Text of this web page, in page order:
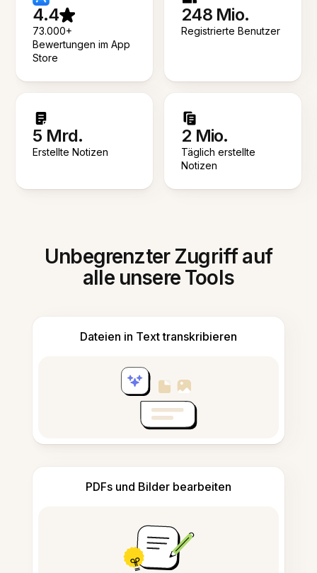
4.4
73.000+
Bewertungen im App
Store
248 Mio.
Registrierte Benutzer
5 Mrd.
Erstellte Notizen
2 Mio.
Täglich erstellte
Notizen
Unbegrenzter Zugriff auf
alle unsere Tools
Dateien in Text transkribieren
PDFs und Bilder bearbeiten